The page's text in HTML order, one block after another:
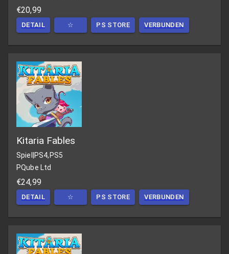
€20,99
DETAIL ☆ PS STORE VERBUNDEN
Kitaria Fables
Spiel|PS4,PS5
PQube Ltd
€24,99
DETAIL ☆ PS STORE VERBUNDEN